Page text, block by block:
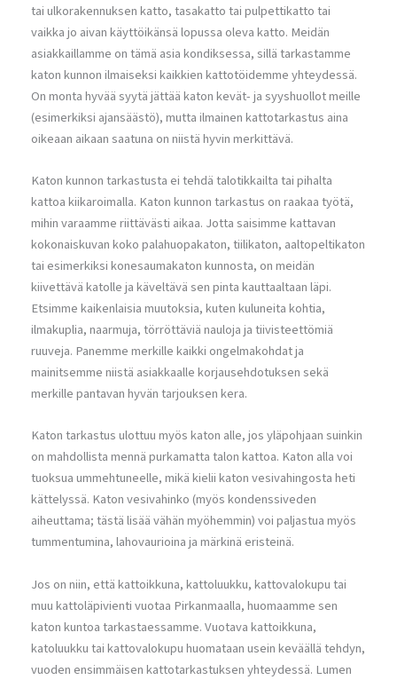
tai ulkorakennuksen katto, tasakatto tai pulpettikatto tai
vaikka jo aivan käyttöikänsä lopussa oleva katto. Meidän
asiakkaillamme on tämä asia kondiksessa, sillä tarkastamme
katon kunnon ilmaiseksi kaikkien kattotöidemme yhteydessä.
On monta hyvää syytä jättää katon kevät- ja syyshuollot meille
(esimerkiksi ajansäästö), mutta ilmainen kattotarkastus aina
oikeaan aikaan saatuna on niistä hyvin merkittävä.
Katon kunnon tarkastusta ei tehdä talotikkailta tai pihalta
kattoa kiikaroimalla. Katon kunnon tarkastus on raakaa työtä,
mihin varaamme riittävästi aikaa. Jotta saisimme kattavan
kokonaiskuvan koko palahuopakaton, tiilikaton, aaltopeltikaton
tai esimerkiksi konesaumakaton kunnosta, on meidän
kiivettävä katolle ja käveltävä sen pinta kauttaaltaan läpi.
Etsimme kaikenlaisia muutoksia, kuten kuluneita kohtia,
ilmakuplia, naarmuja, törröttäviä nauloja ja tiivisteettömiä
ruuveja. Panemme merkille kaikki ongelmakohdat ja
mainitsemme niistä asiakkaalle korjausehdotuksen sekä
merkille pantavan hyvän tarjouksen kera.
Katon tarkastus ulottuu myös katon alle, jos yläpohjaan suinkin
on mahdollista mennä purkamatta talon kattoa. Katon alla voi
tuoksua ummehtuneelle, mikä kielii katon vesivahingosta heti
kättelyssä. Katon vesivahinko (myös kondenssiveden
aiheuttama; tästä lisää vähän myöhemmin) voi paljastua myös
tummentumina, lahovaurioina ja märkinä eristeinä.
Jos on niin, että kattoikkuna, kattoluukku, kattovalokupu tai
muu kattoläpivienti vuotaa Pirkanmaalla, huomaamme sen
katon kuntoa tarkastaessamme. Vuotava kattoikkuna,
katoluukku tai kattovalokupu huomataan usein keväällä tehdyn,
vuoden ensimmäisen kattotarkastuksen yhteydessä. Lumen